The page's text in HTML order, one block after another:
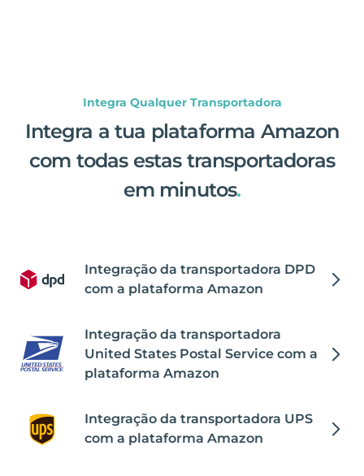
Integra Qualquer Transportadora
Integra a tua plataforma Amazon
com todas estas transportadoras
em minutos.
Integração da transportadora DPD
com a plataforma Amazon
Integração da transportadora
United States Postal Service com a
plataforma Amazon
Integração da transportadora UPS
com a plataforma Amazon